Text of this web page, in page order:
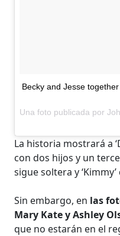
Becky and Jesse
Una foto publicada por
La historia mostrará a
con dos hijos y un
sigue soltera y
Sin embargo, en las
Mary Kate y Ashley
que no estarán en el